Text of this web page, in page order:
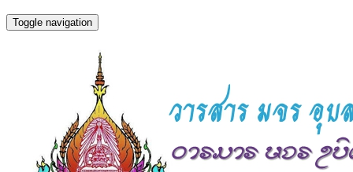
Toggle navigation